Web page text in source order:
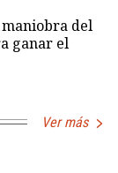
del
ganar el
Ver más